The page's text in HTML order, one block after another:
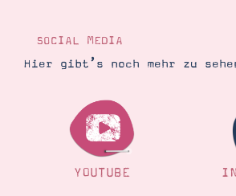
SOCIAL MEDIA
Hier gibt’s noch mehr zu
YOUTUBE